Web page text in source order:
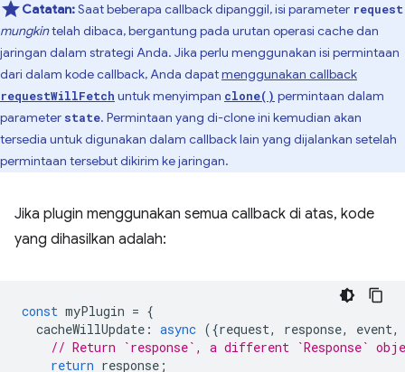
Catatan:Saat beberapa callback dipanggil, isi parameter request
mungkintelah dibaca, bergantung pada urutan operasi cache dan
jaringan dalam strategi Anda. Jika perlu menggunakan isi permintaan
dari dalam kode callback, Anda dapatmenggunakan callback
requestWillFetch untuk menyimpan clone() permintaan dalam
parameter state. Permintaan yang di-clone ini kemudian akan
tersedia untuk digunakan dalam callback lain yang dijalankan setelah
permintaan tersebut dikirim ke jaringan.
Jika plugin menggunakan semua callback di atas, kode
yang dihasilkan adalah:
const myPlugin = {
cacheWillUpdate : async ({request, response, event,
// Return `response`, a different `Response`
return response ;